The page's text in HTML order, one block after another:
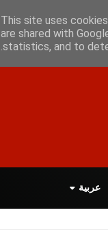
عربية
This site uses
are shared with
statistics, and to